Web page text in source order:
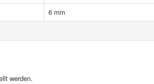
6 mm
werden.